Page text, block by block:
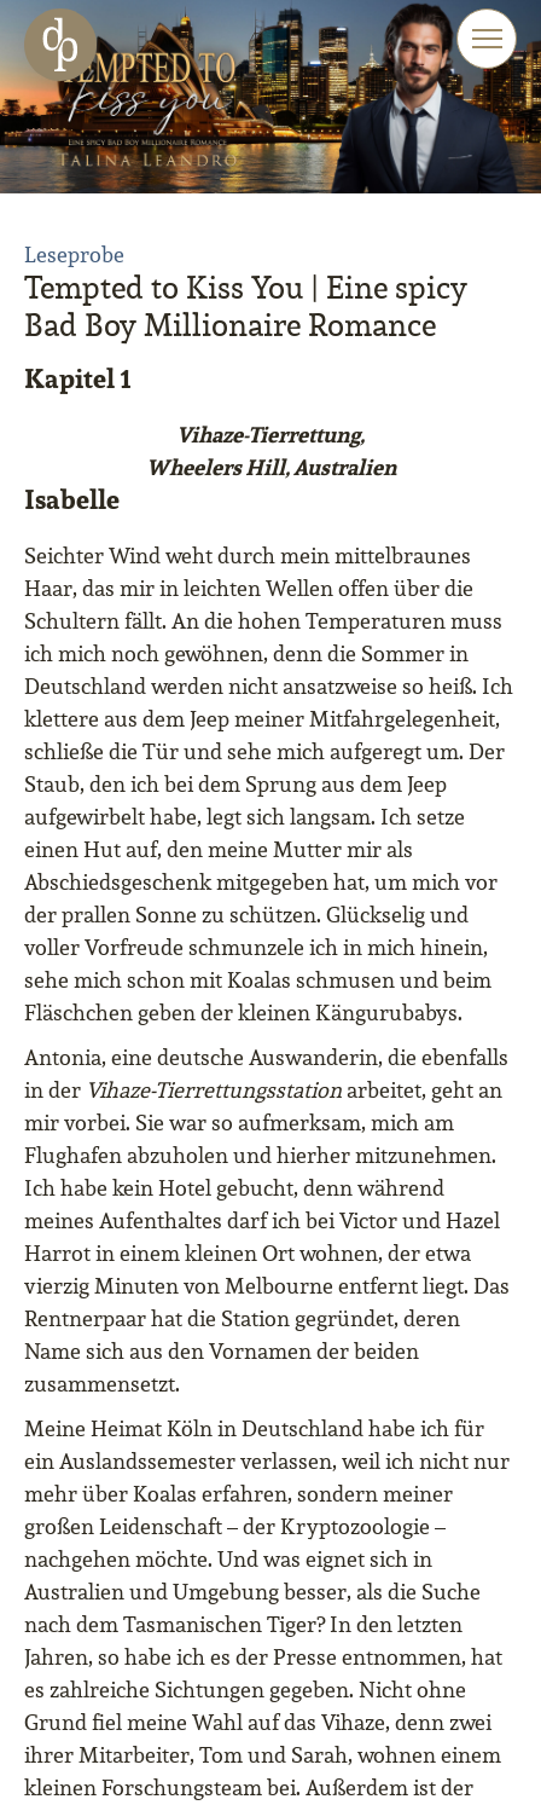
Zum Haupt-Inhalt springen
Zur Navigation springen
Zur Website-Suche springen
Leseprobe
Tempted to Kiss You | Eine spicy
Bad Boy Millionaire Romance
Kapitel 1
Vihaze-Tierrettung,
Wheelers Hill, Australien
Isabelle
Seichter Wind weht durch mein mittelbraunes
Haar, das mir in leichten Wellen offen über die
Schultern fällt. An die hohen Temperaturen muss
ich mich noch gewöhnen, denn die Sommer in
Deutschland werden nicht ansatzweise so heiß. Ich
klettere aus dem Jeep meiner Mitfahrgelegenheit,
schließe die Tür und sehe mich aufgeregt um. Der
Staub, den ich bei dem Sprung aus dem Jeep
aufgewirbelt habe, legt sich langsam. Ich setze
einen Hut auf, den meine Mutter mir als
Abschiedsgeschenk mitgegeben hat, um mich vor
der prallen Sonne zu schützen. Glückselig und
voller Vorfreude schmunzele ich in mich hinein,
sehe mich schon mit Koalas schmusen und beim
Fläschchen geben der kleinen Kängurubabys.
Antonia, eine deutsche Auswanderin, die ebenfalls
in der Vihaze-Tierrettungsstationarbeitet, geht an
mir vorbei. Sie war so aufmerksam, mich am
Flughafen abzuholen und hierher mitzunehmen.
Ich habe kein Hotel gebucht, denn während
meines Aufenthaltes darf ich bei Victor und Hazel
Harrot in einem kleinen Ort wohnen, der etwa
vierzig Minuten von Melbourne entfernt liegt. Das
Rentnerpaar hat die Station gegründet, deren
Name sich aus den Vornamen der beiden
zusammensetzt.
Meine Heimat Köln in Deutschland habe ich für
ein Auslandssemester verlassen, weil ich nicht nur
mehr über Koalas erfahren, sondern meiner
großen Leidenschaft – der Kryptozoologie –
nachgehen möchte. Und was eignet sich in
Australien und Umgebung besser, als die Suche
nach dem Tasmanischen Tiger? In den letzten
Jahren, so habe ich es der Presse entnommen, hat
es zahlreiche Sichtungen gegeben. Nicht ohne
Grund fiel meine Wahl auf das Vihaze, denn zwei
ihrer Mitarbeiter, Tom und Sarah, wohnen einem
kleinen Forschungsteam bei. Außerdem ist der